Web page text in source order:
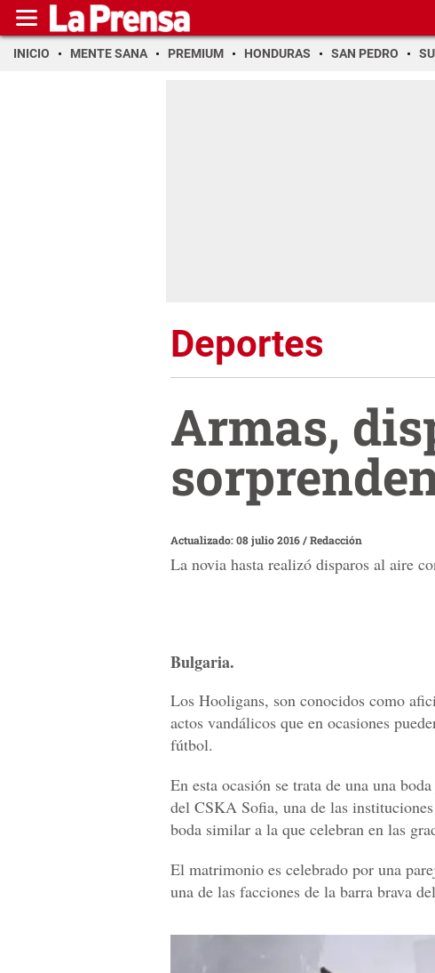
INICIO MENTE SANA PREMIUM HONDURAS SAN PEDRO
Deportes
Armas,
Actualizado: 08 julio 2016/Redacción
La novia hasta realizó disparos al aire
Bulgaria.
Los Hooligans, son conocidos como
actos vandálicos que en ocasiones
fútbol.
En esta ocasión se trata de una una
del CSKA Sofia, una de las
boda similar a la que celebran en las
El matrimonio es celebrado por una
una de las facciones de la barra brava